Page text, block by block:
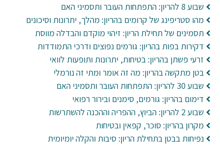
שבוע 8 להריון: התפתחות העובר ותסמיני האם
מהו סטריפינג של קרומים בהריון: מהלך, יתרונות וסיכונים
תסמינים של תחילת הריון: זיהוי מוקדם והבדלה מווסת
דקירות בפות בהריון: גורמים נפוצים ודרכי התמודדות
זרעי פשתן בהריון: בטיחות, יתרונות ותופעות לוואי
בטן מתקשה בהריון: מה זה אומר ומתי זה נורמלי
שבוע 30 להריון: התפתחות העובר ותסמיני האם
דימום בהריון: גורמים, סימנים ובירור רפואי
שבוע 2 להריון: הביוץ, ההפריה וההכנה להשתרשות
מקרון בהריון: סוכר, קפאין ובטיחות
נפיחות בבטן בתחילת הריון: סיבות והקלה יומיומית